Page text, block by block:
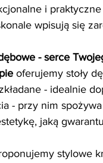
i
wpisują się
- serce
oferujemy stoły
- idealnie
- przy nim
jaką
stylowe